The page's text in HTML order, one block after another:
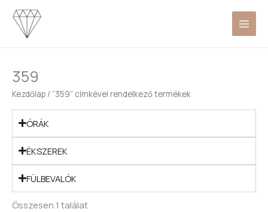
Skip
content
359
Kezdőlap / “359” címkével rendelkező termékek
ÓRÁK
ÉKSZEREK
FÜLBEVALÓK
Összesen 1 találat